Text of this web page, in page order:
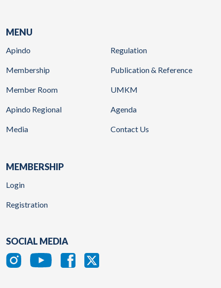
MENU
Apindo
Membership
Member Room
Apindo Regional
Media
Regulation
Publication & Reference
UMKM
Agenda
Contact Us
MEMBERSHIP
Login
Registration
SOCIAL MEDIA